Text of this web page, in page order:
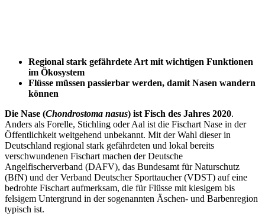
Regional stark gefährdete Art mit wichtigen Funktionen
im Ökosystem
Flüsse müssen passierbar werden, damit Nasen wandern
können
Die Nase (Chondrostoma nasus) ist Fisch des Jahres 2020.
Anders als Forelle, Stichling oder Aal ist die Fischart Nase in der
Öffentlichkeit weitgehend unbekannt. Mit der Wahl dieser in
Deutschland regional stark gefährdeten und lokal bereits
verschwundenen Fischart machen der Deutsche
Angelfischerverband (DAFV), das Bundesamt für Naturschutz
(BfN) und der Verband Deutscher Sporttaucher (VDST) auf eine
bedrohte Fischart aufmerksam, die für Flüsse mit kiesigem bis
felsigem Untergrund in der sogenannten Äschen- und Barbenregion
typisch ist.